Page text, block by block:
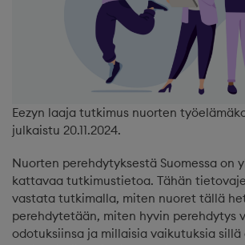
Eezyn laaja tutkimus nuorten
julkaistu 20.11.2024.
Nuorten perehdytyksestä Suomessa on
kattavaa tutkimustietoa. Tähän
vastata tutkimalla, miten nuoret tällä
perehdytetään, miten hyvin perehdytys
odotuksiinsa ja millaisia vaikutuksia sillä